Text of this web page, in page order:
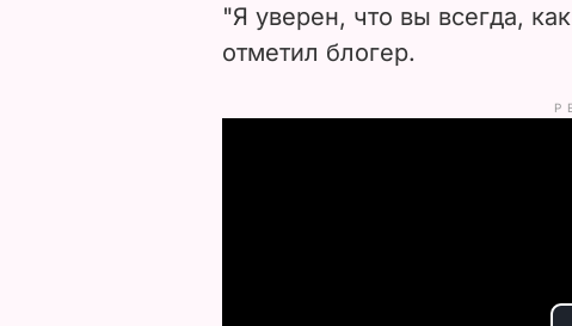
"Я уверен, что вы всегда,
отметил блогер.